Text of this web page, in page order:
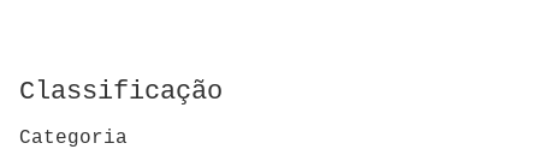
Classificação
Categoria